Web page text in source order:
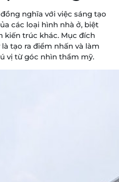
nghĩa với việc sáng tạo
các loại hình nhà ở, biệt
kiến trúc khác. Mục đích
tạo ra điểm nhấn và làm
vị từ góc nhìn thẩm mỹ.